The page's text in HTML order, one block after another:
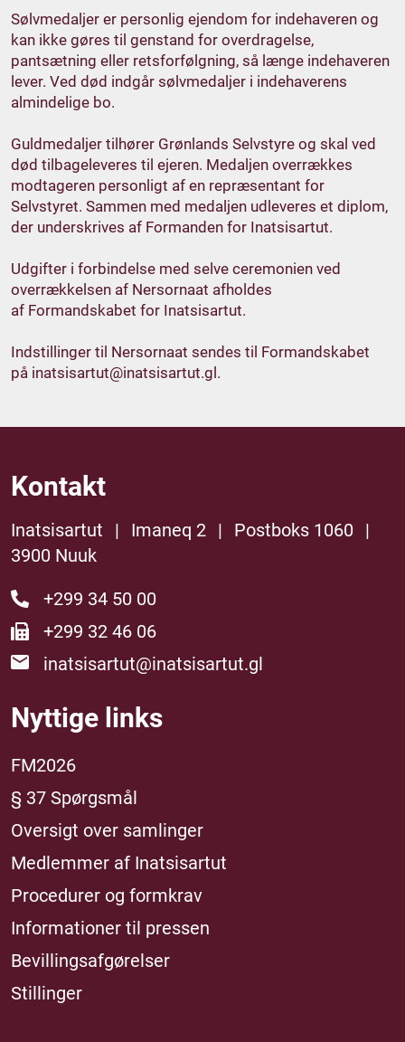
Sølvmedaljer er personlig ejendom for indehaveren og
kan ikke gøres til genstand for overdragelse,
pantsætning eller retsforfølgning, så længe indehaveren
lever. Ved død indgår sølvmedaljer i indehaverens
almindelige bo.
Guldmedaljer tilhører Grønlands Selvstyre og skal ved
død tilbageleveres til ejeren. Medaljen overrækkes
modtageren personligt af en repræsentant for
Selvstyret. Sammen med medaljen udleveres et diplom,
der underskrives af Formanden for Inatsisartut.
Udgifter i forbindelse med selve ceremonien ved
overrækkelsen af Nersornaat afholdes
af Formandskabet for Inatsisartut.
Indstillinger til Nersornaat sendes til Formandskabet
på inatsisartut@inatsisartut.gl .
Kontakt
Inatsisartut | Imaneq 2 | Postboks 1060
|
3900 Nuuk
+299 34 50 00
+299 32 46 06
inatsisartut@inatsisartut.gl
Nyttige links
FM2026
§ 37 Spørgsmål
Oversigt over samlinger
Medlemmer af Inatsisartut
Procedurer og formkrav
Informationer til pressen
Bevillingsafgørelser
Stillinger